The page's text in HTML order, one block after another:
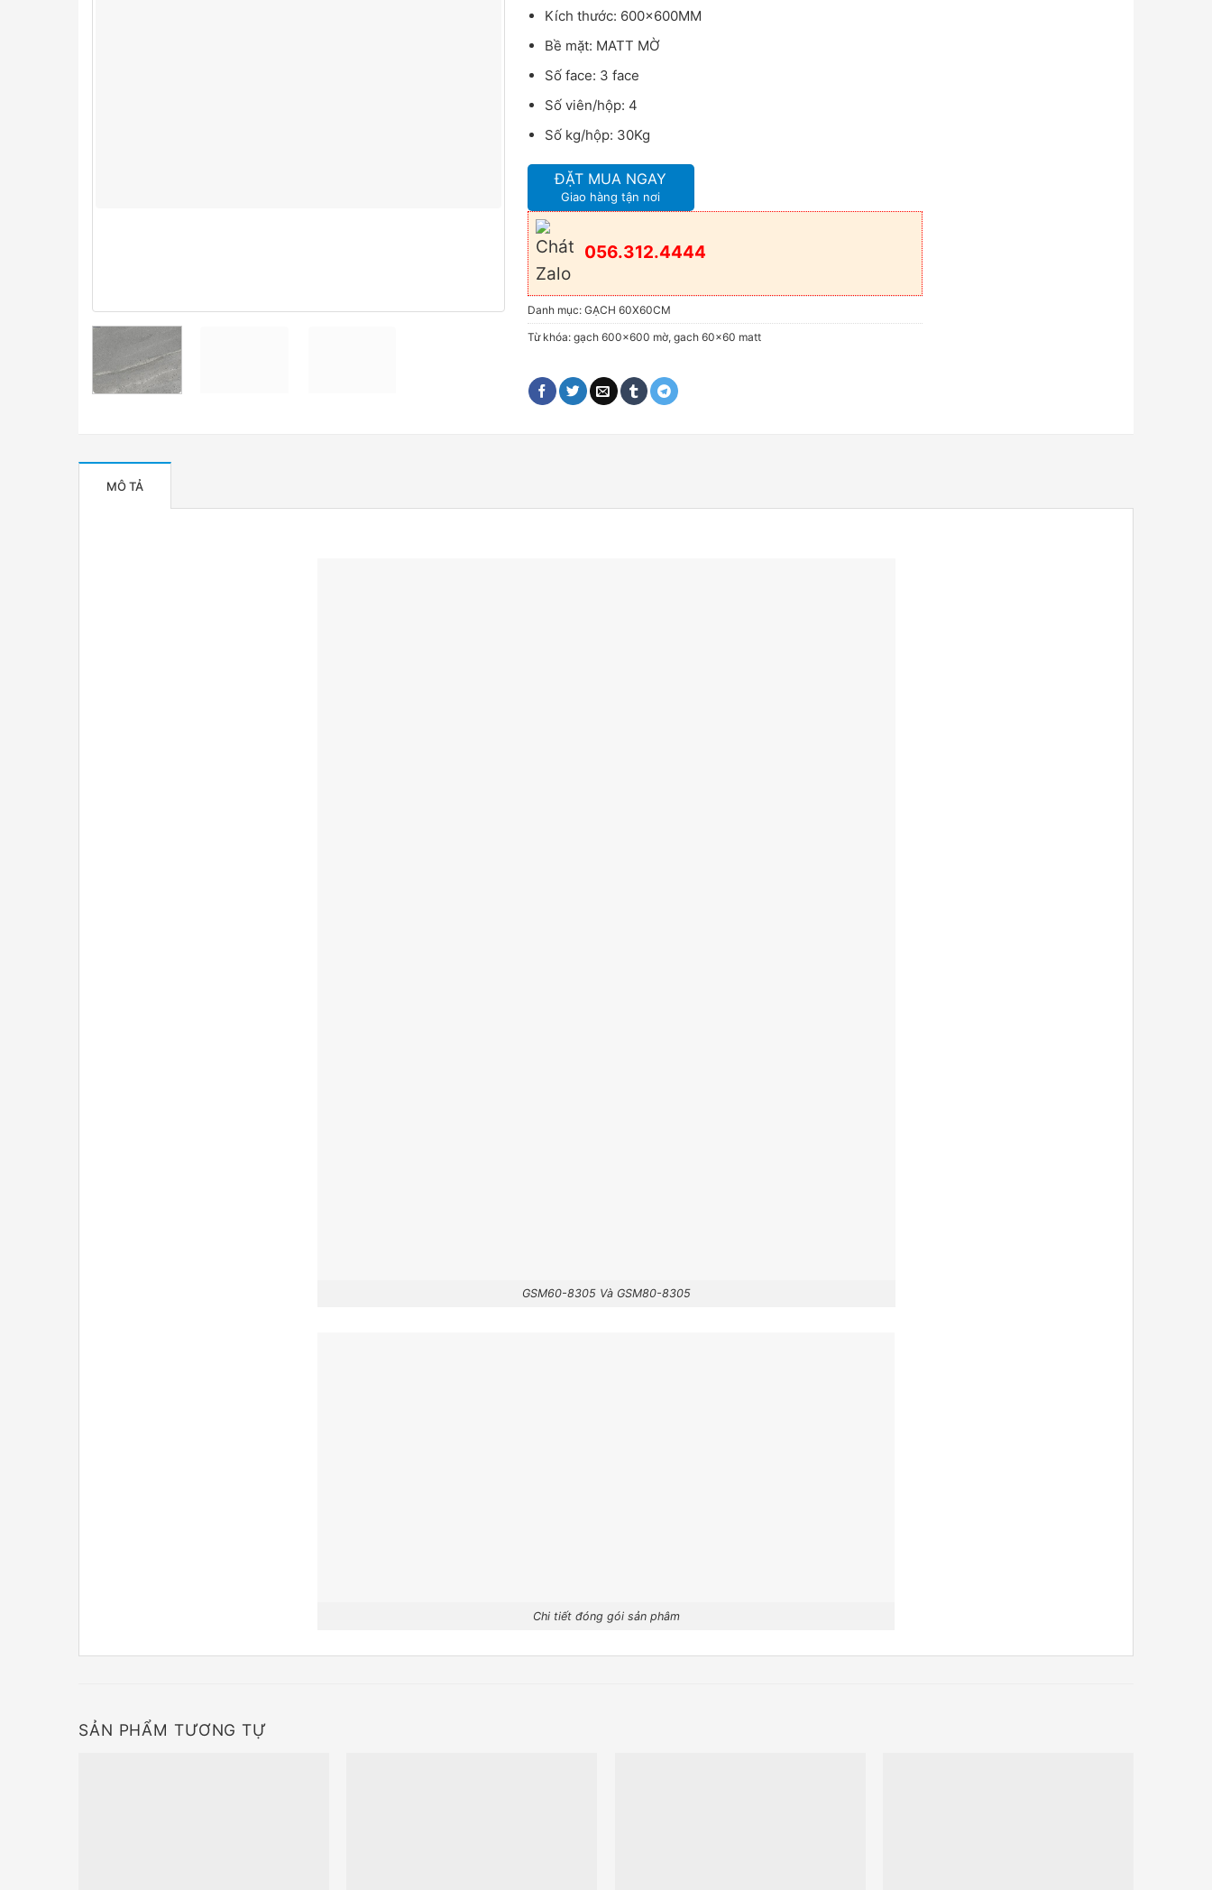
Kích thước: 600x600MM
Bề mặt: MATT MỜ
Số face: 3 face
Số viên/hộp: 4
Số kg/hộp: 30Kg
ĐẶT MUA NGAY
Giao hàng tận nơi
056.312.4444
Danh mục: GẠCH 60X60CM
Từ khóa: gạch 600x600 mờ, gach 60x60 matt
MÔ TẢ
GSM60-8305 Và GSM80-8305
Chi tiết đóng gói sản phâm
SẢN PHẨM TƯƠNG TỰ